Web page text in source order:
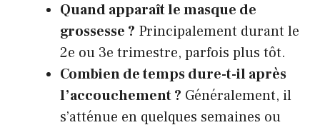
Quand apparaît le masque de
grossesse ? Principalement durant le
2e ou 3e trimestre, parfois plus tôt.
Combien de temps dure-t-il après
l’accouchement ? Généralement, il
s’atténue en quelques semaines ou